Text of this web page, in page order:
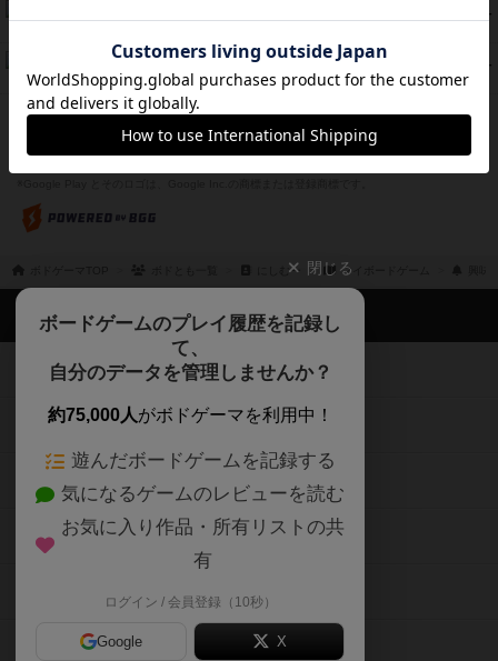
75 PT
PT
ザ・フラッド
紹介文なし 1件の投稿
※App Store は、Apple Inc.のサービスマークです。
にしむー マイボードゲーム
閉じる
ボードゲームのプレイ履歴を記録し
て、
自分のデータを管理しませんか？
約75,000人がボドゲーマを利用中！
遊んだボードゲームを記録する
気になるゲームのレビューを読む
お気に入り作品・所有リストの共
有
ログイン / 会員登録（10秒）
Google X
ボドゲーマTOP
ボードゲームを検索する
ボードゲームの新着レビュー
ボードゲーム会情報
メカニクス特集
掲示板・トピックス
ボドとも・会員一覧